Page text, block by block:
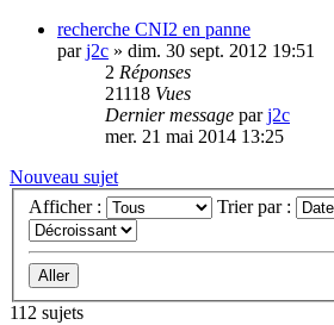
recherche CNI2 en panne
parj2c » dim. 30 sept. 2012 19:51
2 Réponses
21118 Vues
Dernier message parj2c
mer. 21 mai 2014 13:25
Nouveau sujet
Afficher :
Trier par :
112 sujets